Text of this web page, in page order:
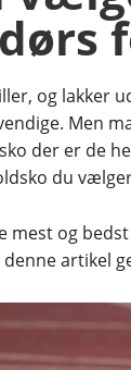
og lakker
Men
der er de
du
mest og
artikel